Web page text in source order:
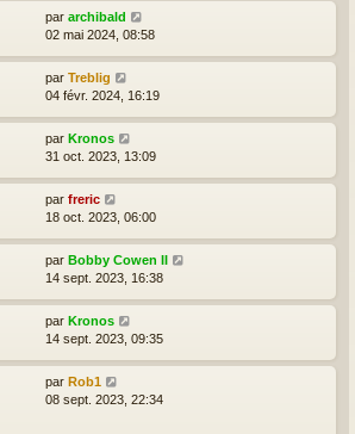
par archibald
02 mai 2024, 08:58
par Treblig
04 févr. 2024, 16:19
par Kronos
31 oct. 2023, 13:09
par freric
18 oct. 2023, 06:00
par Bobby Cowen II
14 sept. 2023, 16:38
par Kronos
14 sept. 2023, 09:35
par Rob1
08 sept. 2023, 22:34